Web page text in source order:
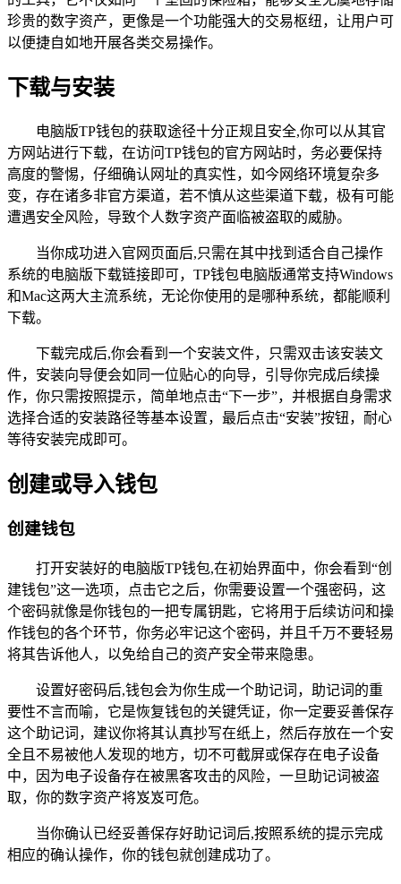
珍贵的数字资产，更像是一个功能强大的交易枢纽，让用户可
以便捷自如地开展各类交易操作。
下载与安装
电脑版TP钱包的获取途径十分正规且安全,你可以从其官
方网站进行下载，在访问TP钱包的官方网站时，务必要保持
高度的警惕，仔细确认网址的真实性，如今网络环境复杂多
变，存在诸多非官方渠道，若不慎从这些渠道下载，极有可能
遭遇安全风险，导致个人数字资产面临被盗取的威胁。
当你成功进入官网页面后,只需在其中找到适合自己操作
系统的电脑版下载链接即可，TP钱包电脑版通常支持Windows
和Mac这两大主流系统，无论你使用的是哪种系统，都能顺利
下载。
下载完成后,你会看到一个安装文件，只需双击该安装文
件，安装向导便会如同一位贴心的向导，引导你完成后续操
作，你只需按照提示，简单地点击“下一步”，并根据自身需求
选择合适的安装路径等基本设置，最后点击“安装”按钮，耐心
等待安装完成即可。
创建或导入钱包
创建钱包
打开安装好的电脑版TP钱包,在初始界面中，你会看到“创
建钱包”这一选项，点击它之后，你需要设置一个强密码，这
个密码就像是你钱包的一把专属钥匙，它将用于后续访问和操
作钱包的各个环节，你务必牢记这个密码，并且千万不要轻易
将其告诉他人，以免给自己的资产安全带来隐患。
设置好密码后,钱包会为你生成一个助记词，助记词的重
要性不言而喻，它是恢复钱包的关键凭证，你一定要妥善保存
这个助记词，建议你将其认真抄写在纸上，然后存放在一个安
全且不易被他人发现的地方，切不可截屏或保存在电子设备
中，因为电子设备存在被黑客攻击的风险，一旦助记词被盗
取，你的数字资产将岌岌可危。
当你确认已经妥善保存好助记词后,按照系统的提示完成
相应的确认操作，你的钱包就创建成功了。